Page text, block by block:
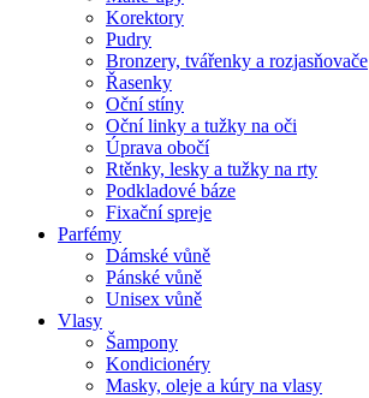
Korektory
Pudry
Bronzery, tvářenky a rozjasňovače
Řasenky
Oční stíny
Oční linky a tužky na oči
Úprava obočí
Rtěnky, lesky a tužky na rty
Podkladové báze
Fixační spreje
Parfémy
Dámské vůně
Pánské vůně
Unisex vůně
Vlasy
Šampony
Kondicionéry
Masky, oleje a kúry na vlasy